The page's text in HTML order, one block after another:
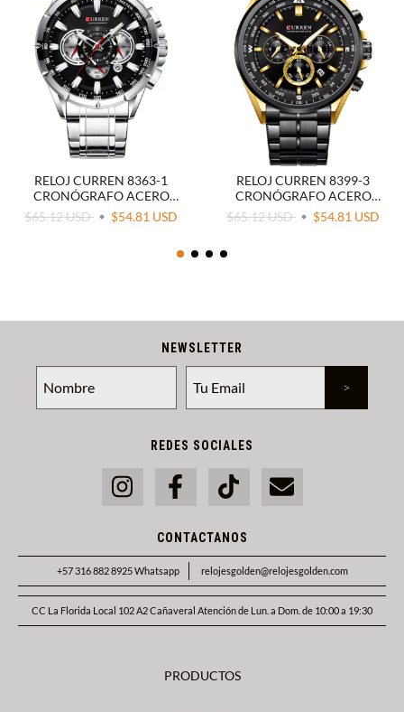
RELOJ CURREN 8363-1
CRONÓGRAFO ACERO
NEGRO
$65.12 USD $54.81 USD
RELOJ CURREN 8399-3
CRONÓGRAFO ACERO
NEGRO
$65.12 USD $54.81 USD
NEWSLETTER
REDES SOCIALES
CONTACTANOS
+57 316 882 8925 Whatsapp relojesgolden@relojesgolden.com
CC La Florida Local 102 A2 Cañaveral Atención de Lun. a Dom. de 10:00 a 19:30
PRODUCTOS